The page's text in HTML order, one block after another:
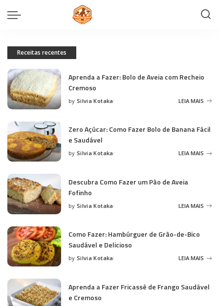
Receitas recentes
Aprenda a Fazer: Bolo de Aveia com Recheio
Cremoso
Posted
by Silvia Kotaka LEIA MAIS
Zero Açúcar: Como Fazer Bolo de Banana Fácil
e Saudável
Posted
by Silvia Kotaka LEIA MAIS
Descubra Como Fazer um Pão de Aveia
Fofinho
Posted
by Silvia Kotaka LEIA MAIS
Como Fazer: Hambúrguer de Grão-de-Bico
Saudável e Delicioso
Posted
by Silvia Kotaka LEIA MAIS
Aprenda a Fazer Fricassê de Frango Saudável
e Cremoso